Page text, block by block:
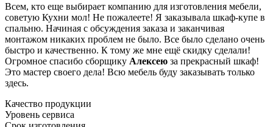
Всем, кто еще выбирает компанию для изготовления мебели,
советую Кухни мол! Не пожалеете! Я заказывала шкаф-купе в
спальню. Начиная с обсуждения заказа и заканчивая
монтажом никаких проблем не было. Все было сделано очень
быстро и качественно. К тому же мне ещё скидку сделали!
Огромное спасибо сборщику Алексею за прекрасный шкаф!
Это мастер своего дела! Всю мебель буду заказывать только
здесь.
Качество продукции
Уровень сервиса